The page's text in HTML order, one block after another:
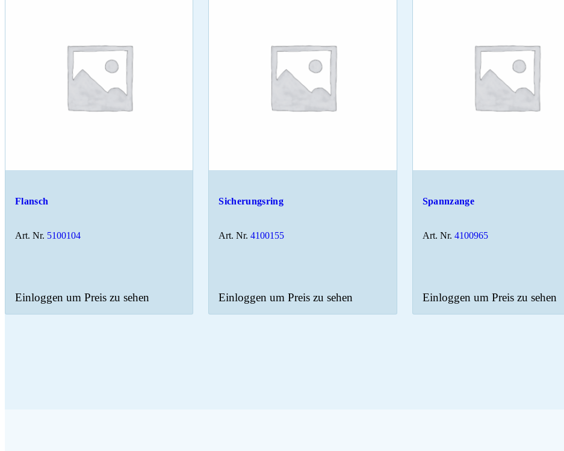
Flansch
Art. Nr. 5100104
Einloggen um Preis zu sehen
Sicherungsring
Art. Nr. 4100155
Einloggen um Preis zu sehen
Spannzange
Art. Nr. 4100965
Einloggen um Preis zu sehen